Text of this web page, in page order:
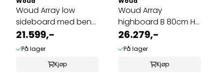
Woud Array low
sideboard med ben
B150cm H 53cm
21.599,-
På lager
Kjøp
Woud Array
highboard B 80cm H
160cm
26.279,-
På lager
Kjøp